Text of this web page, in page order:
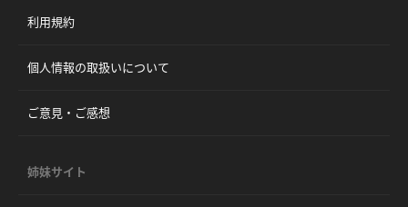
利用規約
個人情報の取扱いについて
ご意見・ご感想
姉妹サイト